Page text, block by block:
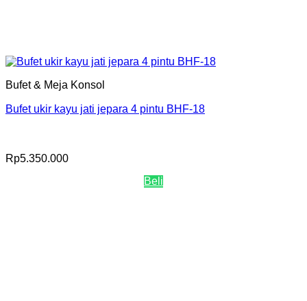
Bufet & Meja Konsol
Bufet ukir kayu jati jepara 4 pintu BHF-18
Rp5.350.000
Beli